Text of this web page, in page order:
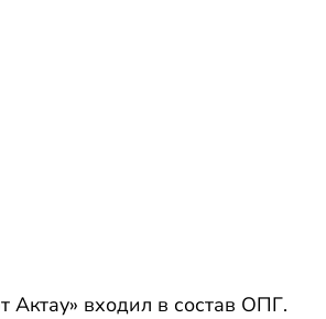
входил в состав ОПГ.